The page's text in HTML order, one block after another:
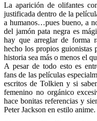
La aparición de olifantes
justificada dentro de la
a humanos…pues bueno, a
del jamón pata negra es
hay que arreglar de forma
hecho los propios guionistas
historia sea más o menos el
A pesar de todo esto es
fans de las películas
escritos de Tolkien y si
femenino no orgánico
hace bonitas referencias y
Peter Jackson en estilo anime.